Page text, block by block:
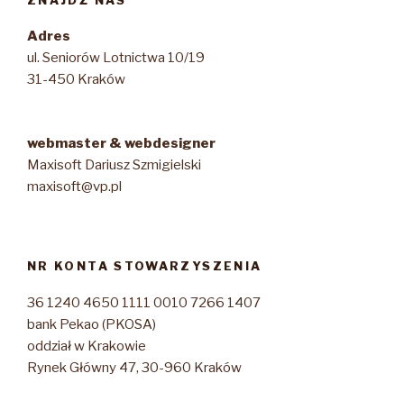
Adres
ul. Seniorów Lotnictwa 10/19
31-450 Kraków
webmaster & webdesigner
Maxisoft Dariusz Szmigielski
maxisoft@vp.pl
NR KONTA STOWARZYSZENIA
36 1240 4650 1111 0010 7266 1407
bank Pekao (PKOSA)
oddział w Krakowie
Rynek Główny 47, 30-960 Kraków